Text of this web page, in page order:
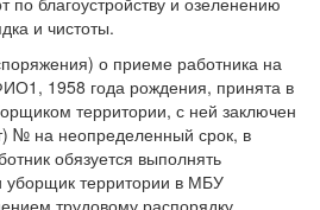
и чистоты.
о приеме работника на
1958 года рождения, принята в
территории, с ней заключен
№ на неопределенный срок, в
обязуется выполнять
уборщик территории в МБУ
трудовому распорядку